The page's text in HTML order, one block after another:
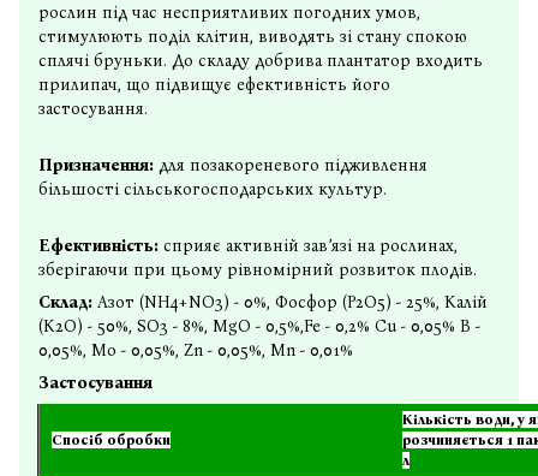
рослин під час несприятливих погодних умов,
стимулюють поділ клітин, виводять зі стану спокою
сплячі бруньки. До складу добрива плантатор входить
прилипач, що підвищує ефективність його
застосування.
Призначення: для позакореневого підживлення
більшості сільськогосподарських культур.
Ефективність: сприяє активній зав’язі на рослинах,
зберігаючи при цьому рівномірний розвиток плодів.
Склад: Азот (NH4+NO3) - 0%, Фосфор (P2O5) - 25%, Калій
(K2O) - 50%, SO3 - 8%, MgO - 0,5%,Fe - 0,2% Cu - 0,05% B -
0,05%, Mo - 0,05%, Zn - 0,05%, Mn - 0,01%
Застосування
Спосіб обробки
Кількість води, у
розчиняється 1
л